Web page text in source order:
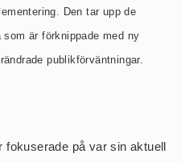
Den tar upp de
är förknippade med ny
publikförväntningar.
på var sin aktuell